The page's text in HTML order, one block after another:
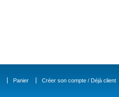
Panier Créer son compte / Déjà client